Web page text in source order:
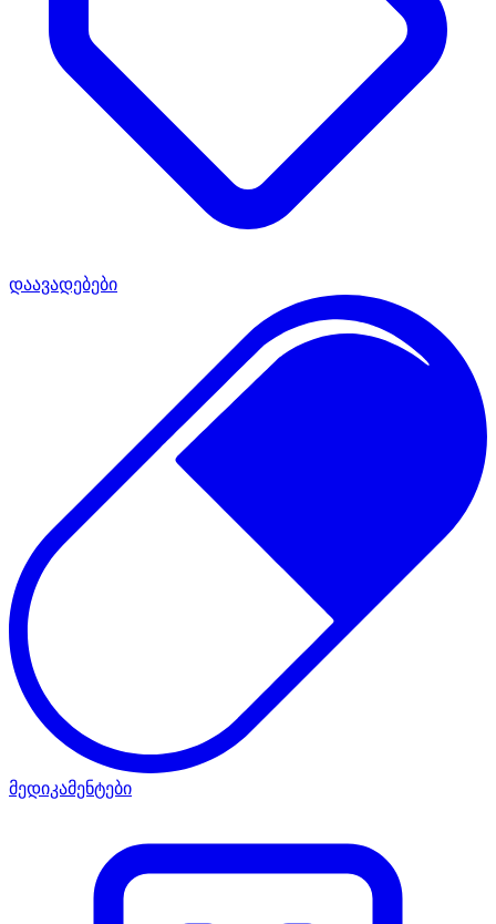
დაავადებები
მედიკამენტები